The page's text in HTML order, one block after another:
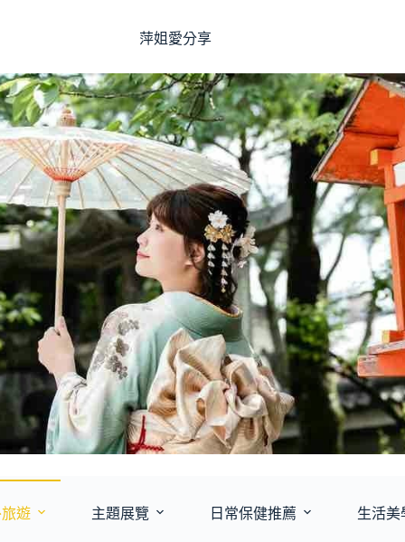
萍姐愛分享
遊 主題展覽 日常保健推薦 生活美